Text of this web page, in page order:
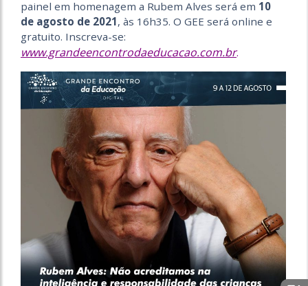
painel em homenagem a Rubem Alves será em 10
de agosto de 2021, às 16h35. O GEE será online e
gratuito. Inscreva-se:
www.grandeencontrodaeducacao.com.br.